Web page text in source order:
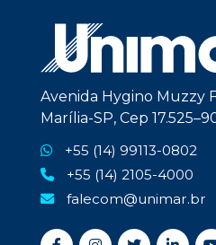
Avenida Hygino Muzzy
Marília-SP, Cep
+55 (14) 99113-0802
+55 (14) 2105-4000
falecom@unimar.br